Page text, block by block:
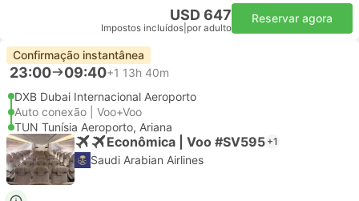
USD 647
Impostos incluídos por adulto
Reservar agora
Confirmação instantânea
23:00 09:40+1 13h 40m
DXB Dubai Internacional Aeroporto
Auto conexão | Voo+Voo
TUN Tunísia Aeroporto, Ariana
Econômica | Voo #SV595 +1
Saudi Arabian Airlines